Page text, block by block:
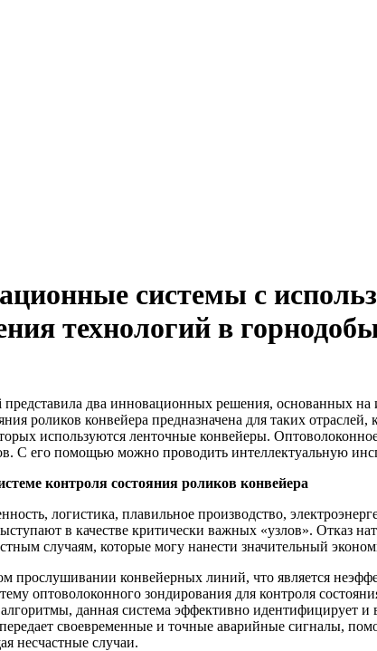
системы с
технологий в
два инновационных решения, основанных на
роликов конвейера предназначена для таких
используются ленточные конвейеры.
С его помощью можно проводить интеллектуальную
контроля состояния роликов конвейера
логистика, плавильное производство,
в качестве критически важных «узлов». Отказ
случаям, которые могу нанести значительный
прослушивании конвейерных линий, что является
оптоволоконного зондирования для контроля
данная система эффективно идентифицирует
своевременные и точные аварийные сигналы,
несчастные случаи.